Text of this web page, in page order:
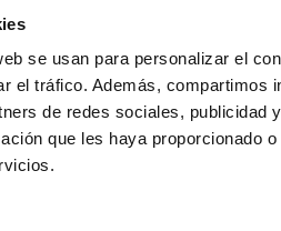
se usan para personalizar el
el tráfico. Además, compartimos
de redes sociales, publicidad
que les haya proporcionado
935 32 32 35
dudas, consultas o preguntas?
y te contestaremos con mucho